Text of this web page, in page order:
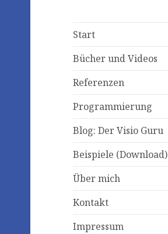
Start
Bücher und Videos
Referenzen
Programmierung
Blog: Der Visio Guru
Beispiele (Download)
Über mich
Kontakt
Impressum